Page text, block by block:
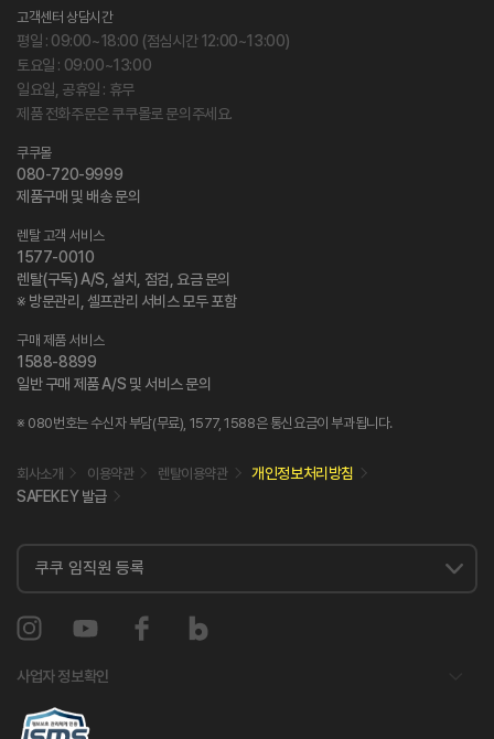
고객센터 상담시간
평일 : 09:00~18:00 (점심시간 12:00~13:00)
토요일 : 09:00~13:00
일요일, 공휴일 : 휴무
제품 전화주문은 쿠쿠몰로 문의주세요.
쿠쿠몰
080-720-9999
제품구매 및 배송 문의
렌탈 고객 서비스
1577-0010
렌탈(구독) A/S, 설치, 점검, 요금 문의
※ 방문관리, 셀프관리 서비스 모두 포함
구매 제품 서비스
1588-8899
일반 구매 제품 A/S 및 서비스 문의
※ 080번호는 수신자 부담(무료), 1577, 1588은 통신요금이 부과됩니다.
회사소개 이용약관 렌탈이용약관
개인정보처리방침
SAFEKEY 발급
사업자 정보확인